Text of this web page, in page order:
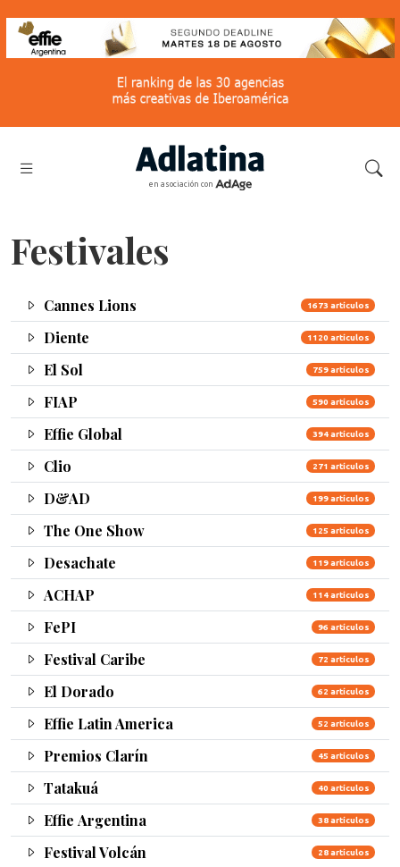
en asociación con
Festivales
Cannes Lions 1673 artículos
Diente 1120 artículos
El Sol 759 artículos
FIAP 590 artículos
Effie Global 394 artículos
Clio 271 artículos
D&AD 199 artículos
The One Show 125 artículos
Desachate 119 artículos
ACHAP 114 artículos
FePI 96 artículos
Festival Caribe 72 artículos
El Dorado 62 artículos
Effie Latin America 52 artículos
Premios Clarín 45 artículos
Tatakuá 40 artículos
Effie Argentina 38 artículos
Festival Volcán 28 artículos